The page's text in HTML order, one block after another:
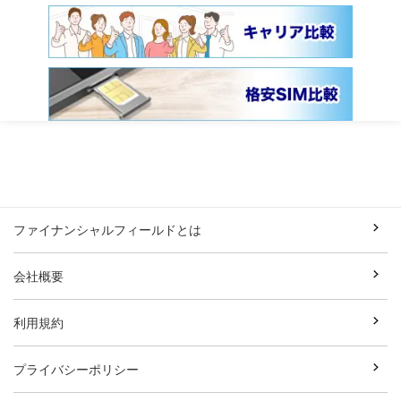
ファイナンシャルフィールドとは
会社概要
利用規約
プライバシーポリシー